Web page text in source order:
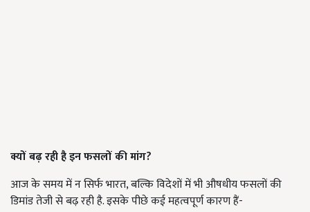
क्यों बढ़ रही है इन फसलों की मांग?
आज के समय में न सिर्फ भारत, बल्कि विदेशों में भी औषधीय फसलों की
डिमांड तेजी से बढ़ रही है. इसके पीछे कई महत्वपूर्ण कारण हैं-